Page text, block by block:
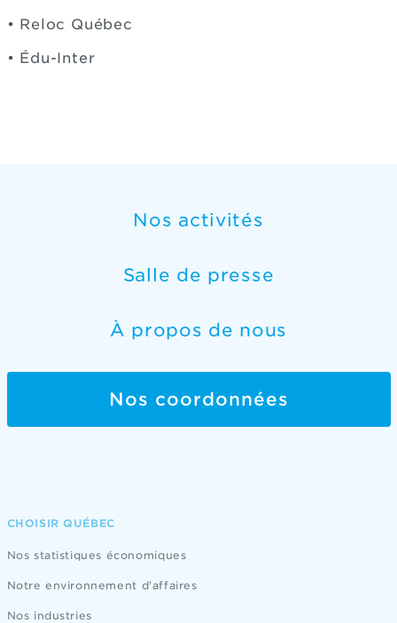
• Reloc Québec
• Édu-Inter
Nos activités
Salle de presse
À propos de nous
Nos coordonnées
CHOISIR QUÉBEC
Nos statistiques économiques
Notre environnement d'affaires
Nos industries